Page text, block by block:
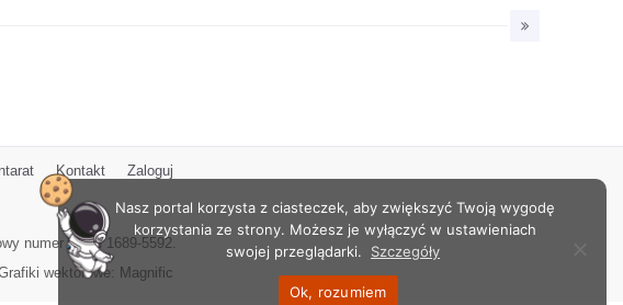
Kontakt Zaloguj
numer ISSN 1689-5592.
wektorowe: Magnific
Nasz portal korzysta z ciasteczek, aby zwiększyć Twoją wygodę
korzystania ze strony. Możesz je wyłączyć w ustawieniach
swojej przeglądarki.
Szczegóły
Ok, rozumiem